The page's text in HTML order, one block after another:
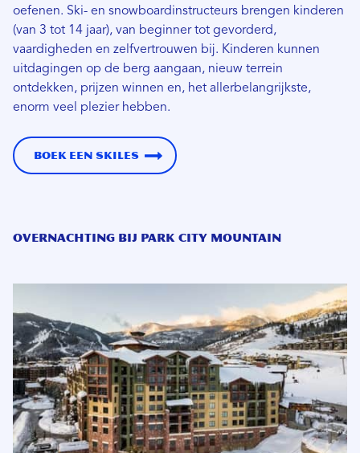
oefenen. Ski- en snowboardinstructeurs brengen kinderen
(van 3 tot 14 jaar), van beginner tot gevorderd,
vaardigheden en zelfvertrouwen bij. Kinderen kunnen
uitdagingen op de berg aangaan, nieuw terrein
ontdekken, prijzen winnen en, het allerbelangrijkste,
enorm veel plezier hebben.
Boek een skiles
Overnachting bij Park City Mountain